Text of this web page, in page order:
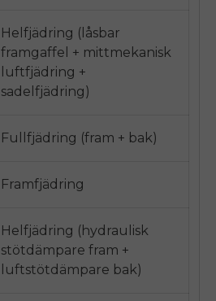
Helfjädring (låsbar
framgaffel + mittmekanisk
luftfjädring +
sadelfjädring)
Fullfjädring (fram + bak)
Framfjädring
Helfjädring (hydraulisk
stötdämpare fram +
luftstötdämpare bak)